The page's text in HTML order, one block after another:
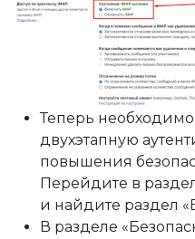
Теперь необходимо
двухэтапную
повышения
Перейдите в
и найдите раздел
В разделе